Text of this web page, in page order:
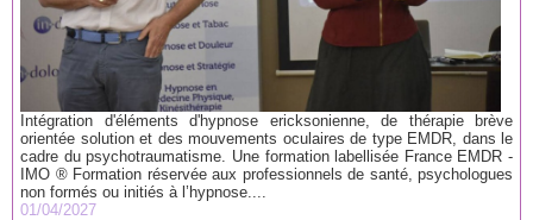
Intégration d'éléments d'hypnose ericksonienne, de thérapie brève
orientée solution et des mouvements oculaires de type EMDR, dans le
cadre du psychotraumatisme. Une formation labellisée France EMDR -
IMO ® Formation réservée aux professionnels de santé, psychologues
non formés ou initiés à l’hypnose....
01/04/2027